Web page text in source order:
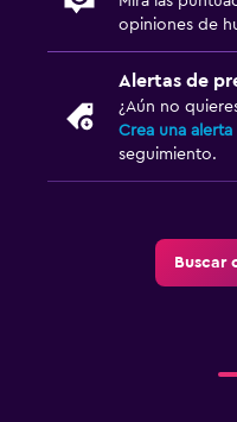
opiniones de
Alertas de
¿Aún no
Crea una
seguimiento.
Buscar